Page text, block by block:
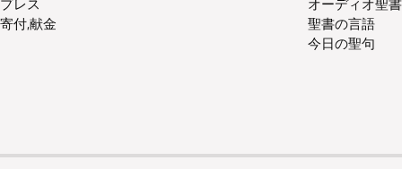
プレス
寄付,献金
オーディオ聖書
聖書の言語
今日の聖句